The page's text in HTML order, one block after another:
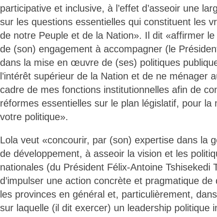
participative et inclusive, à l’effet d’asseoir une
sur les questions essentielles qui constituent les
de notre Peuple et de la Nation». Il dit «affirmer
de (son) engagement à accompagner (le
dans la mise en œuvre de (ses) politiques
l’intérêt supérieur de la Nation et de ne ménager
cadre de mes fonctions institutionnelles afin de
réformes essentielles sur le plan législatif, pour
votre politique».
Lola veut «concourir, par (son) expertise dans la
de développement, à asseoir la vision et les
nationales (du Président Félix-Antoine Tshisekedi
d’impulser une action concrète et pragmatique
les provinces en général et, particulièrement,
sur laquelle (il dit exercer) un leadership politique